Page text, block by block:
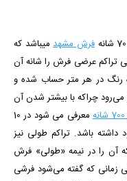
فرش مشهدمی­باشد که
تراکم عرضی فرش را شانه آن
رنگ در هر متر حساب شده و
چراکه با بیشتر شدن آن
معرفی می شود در 10
تراکم طولی نیز
آن را در نیمه «طولی» فرش
زمانی که گفته می‌شود فرشی